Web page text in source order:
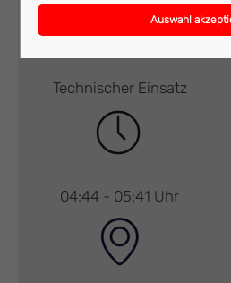
Technischer Einsatz
04:44 - 05:41 Uhr